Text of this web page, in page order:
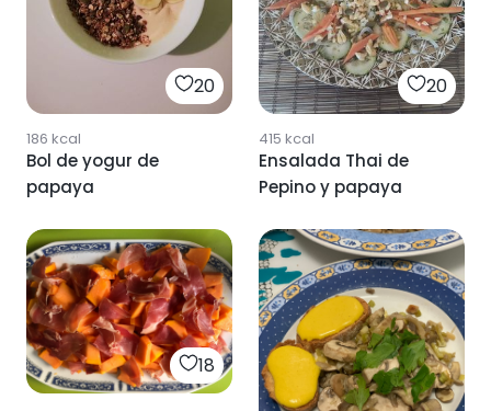
20
186 kcal
Bol de yogur de
papaya
20
415 kcal
Ensalada Thai de
Pepino y papaya
18